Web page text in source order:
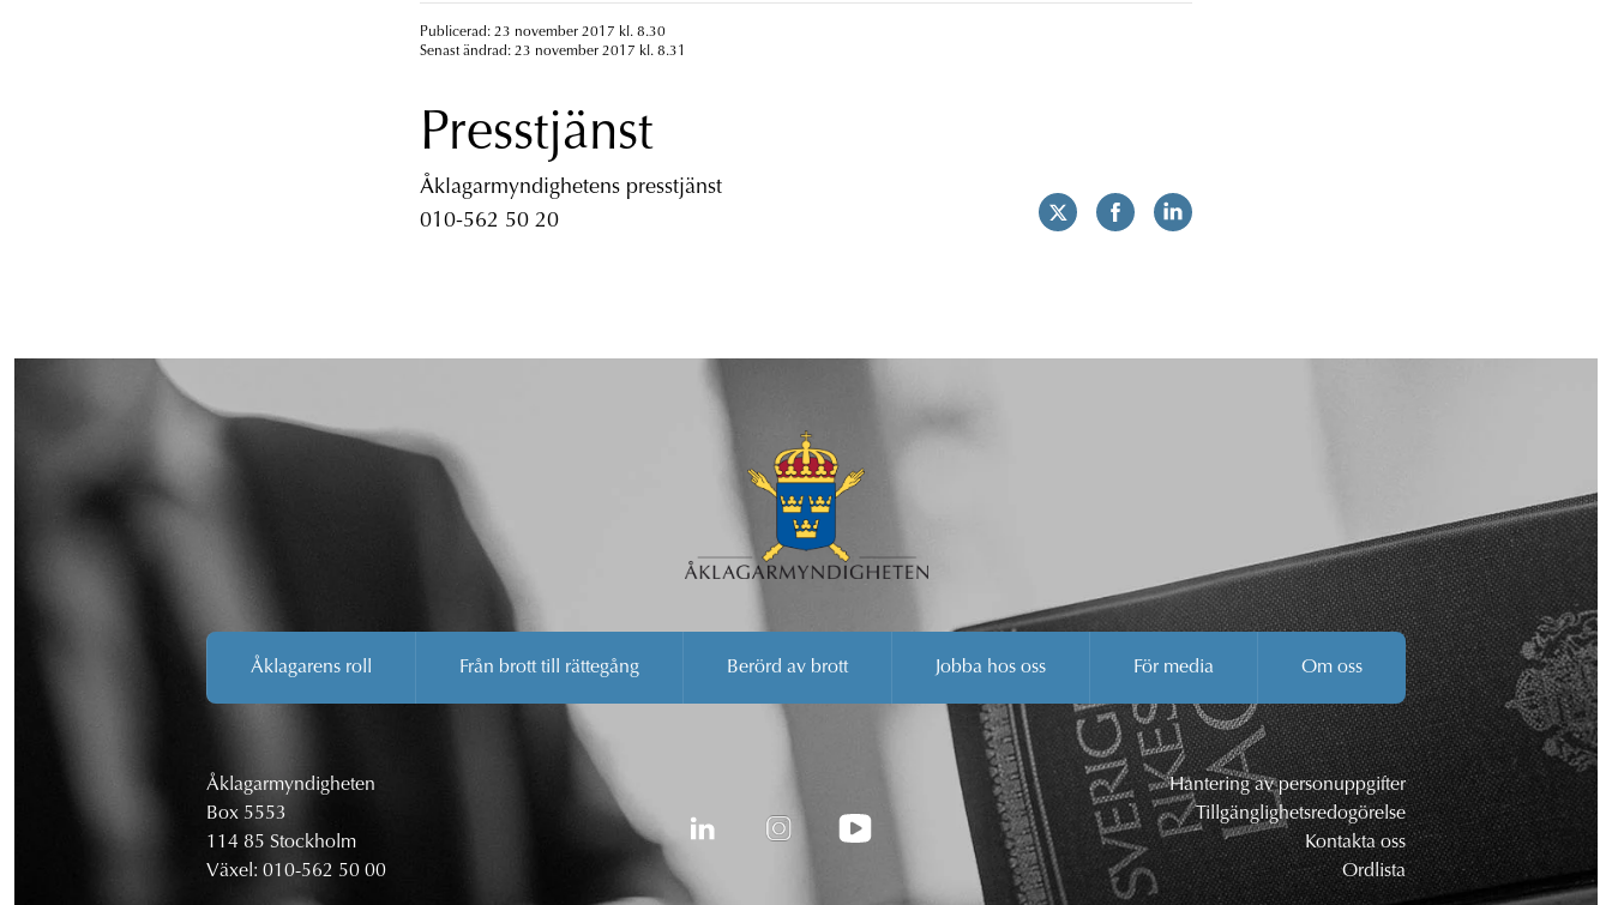
Publicerad: 23 november 2017 kl. 8.30
Senast ändrad: 23 november 2017 kl. 8.31
Presstjänst
Åklagarmyndighetens presstjänst
010-562 50 20
Åklagarens roll Från brott till rättegång Berörd av brott Jobba hos oss För media Om oss
Åklagarmyndigheten
Box 5553
114 85 Stockholm
Växel: 010-562 50 00
Hantering av personuppgifter
Tillgänglighetsredogörelse
Kontakta oss
Ordlista